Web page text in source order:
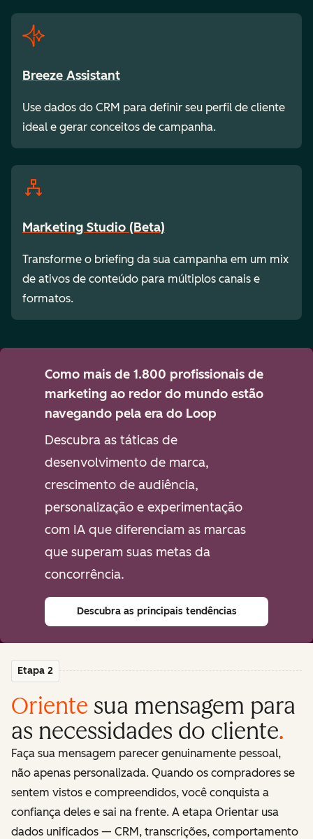
Breeze Assistant
Use dados do CRM para definir seu perfil de cliente
ideal e gerar conceitos de campanha.
Marketing Studio (Beta)
Transforme o briefing da sua campanha em um mix
de ativos de conteúdo para múltiplos canais e
formatos.
Como mais de 1.800 profissionais de
marketing ao redor do mundo estão
navegando pela era do Loop
Descubra as táticas de
desenvolvimento de marca,
crescimento de audiência,
personalização e experimentação
com IA que diferenciam as marcas
que superam suas metas da
concorrência.
Descubra as principais tendências
Etapa 2
Oriente sua mensagem para
as necessidades do cliente.
Faça sua mensagem parecer genuinamente pessoal,
não apenas personalizada. Quando os compradores se
sentem vistos e compreendidos, você conquista a
confiança deles e sai na frente. A etapa Orientar usa
dados unificados — CRM, transcrições, comportamento